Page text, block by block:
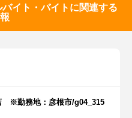
バイト・バイトに関連する
※勤務地：彦根市/g04_315